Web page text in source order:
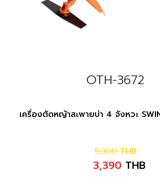
OTH-3672
เครื่องตัดหญ้าสะพายบ่า 4 จังหวะ
5,300 THB
3,390 THB